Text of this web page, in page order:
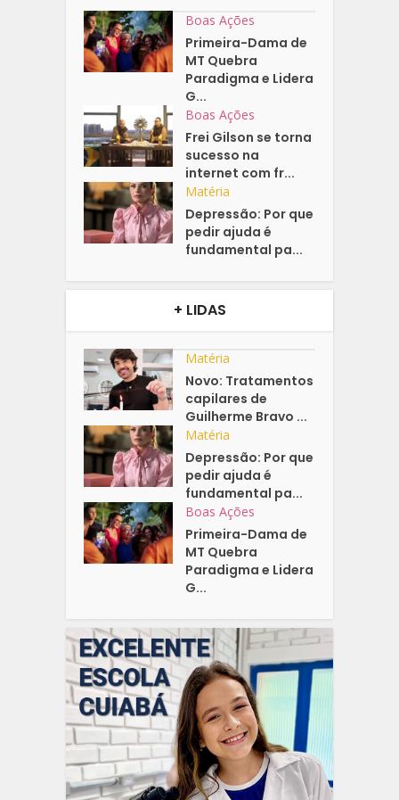
Boas Ações
Primeira-Dama de
MT Quebra
Paradigma e Lidera
G...
Boas Ações
Frei Gilson se torna
sucesso na
internet com fr...
Matéria
Depressão: Por que
pedir ajuda é
fundamental pa...
+ LIDAS
Matéria
Novo: Tratamentos
capilares de
Guilherme Bravo ...
Matéria
Depressão: Por que
pedir ajuda é
fundamental pa...
Boas Ações
Primeira-Dama de
MT Quebra
Paradigma e Lidera
G...